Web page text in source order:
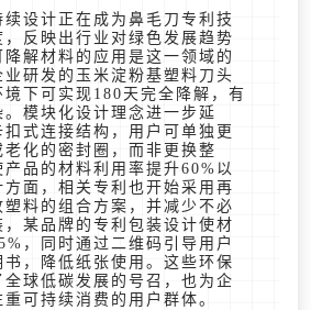
设计正在成为鼻毛刀专利技
反映出行业对绿色发展趋势
解材料的应用是这一领域的
研发的玉米淀粉基塑料刀头
下可实现180天完全降解，有
模块化设计理念进一步延
式连接结构，用户可单独更
化的密封圈，而非更换整
品的材料利用率提升60%以
方面，相关专利也开始采用再
塑料的组合方案，并减少不必
某品牌的专利包装设计使材
，同时通过二维码引导用户
，降低纸张使用。这些环保
球低碳发展的号召，也为企
可持续消费的用户群体。